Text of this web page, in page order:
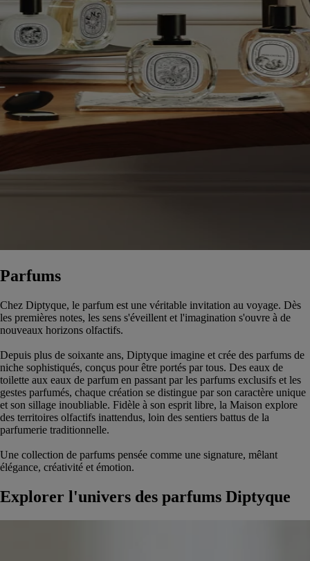
Parfums
Chez Diptyque, le parfum est une véritable invitation au voyage. Dès
les premières notes, les sens s'éveillent et l'imagination s'ouvre à de
nouveaux horizons olfactifs.
Depuis plus de soixante ans, Diptyque imagine et crée des parfums de
niche sophistiqués, conçus pour être portés par tous. Des eaux de
toilette aux eaux de parfum en passant par les parfums exclusifs et les
gestes parfumés, chaque création se distingue par son caractère unique
et son sillage inoubliable. Fidèle à son esprit libre, la Maison explore
des territoires olfactifs inattendus, loin des sentiers battus de la
parfumerie traditionnelle.
Une collection de parfums pensée comme une signature, mêlant
élégance, créativité et émotion.
Explorer l'univers des parfums Diptyque